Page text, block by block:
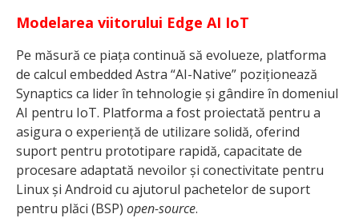
Modelarea viitorului Edge AI IoT
Pe măsură ce piața continuă să evolueze, platforma
de calcul embedded Astra “AI-Native” poziționează
Synaptics ca lider în tehnologie și gândire în domeniul
AI pentru IoT. Platforma a fost proiectată pentru a
asigura o experiență de utilizare solidă, oferind
suport pentru prototipare rapidă, capacitate de
procesare adaptată nevoilor și conectivitate pentru
Linux și Android cu ajutorul pachetelor de suport
pentru plăci (BSP) open-source.